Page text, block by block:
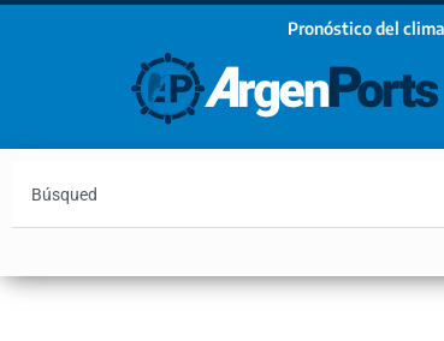
Pronóstico del clima
¡Sumate a nuestro
Email
Estoy de acuerdo con las condiciones y